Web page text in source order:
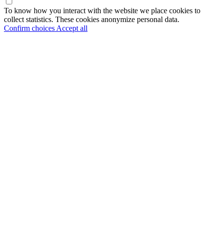
To know how you interact with the website we place cookies to
collect statistics. These cookies anonymize personal data.
Confirm choices Accept all